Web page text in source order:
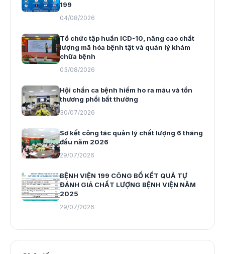
199
04/08/2026
Tổ chức tập huấn ICD-10, nâng cao chất
lượng mã hóa bệnh tật và quản lý khám
chữa bệnh
03/08/2026
Hội chẩn ca bệnh hiếm ho ra máu và tổn
thương phổi bất thường
30/07/2026
Sơ kết công tác quản lý chất lượng 6 tháng
đầu năm 2026
29/07/2026
BỆNH VIỆN 199 CÔNG BỐ KẾT QUẢ TỰ
ĐÁNH GIÁ CHẤT LƯỢNG BỆNH VIỆN NĂM
2025
29/07/2026